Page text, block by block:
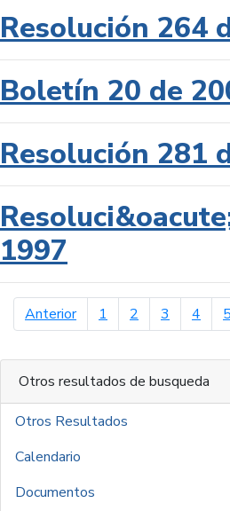
Resolución 264
Boletín 20 de
Resolución 281
1997
Anteriorpágina anterior
1 2 3 4 5
Otros resultados de busqueda
Otros Resultados
Calendario
Documentos